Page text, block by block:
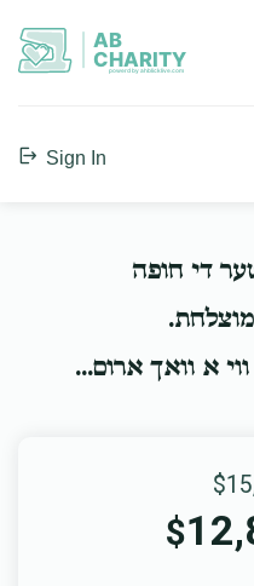
AB
CHARITY
powerd by ahblicklive.com
Sign In
די חופה
א וואך ארום...
$